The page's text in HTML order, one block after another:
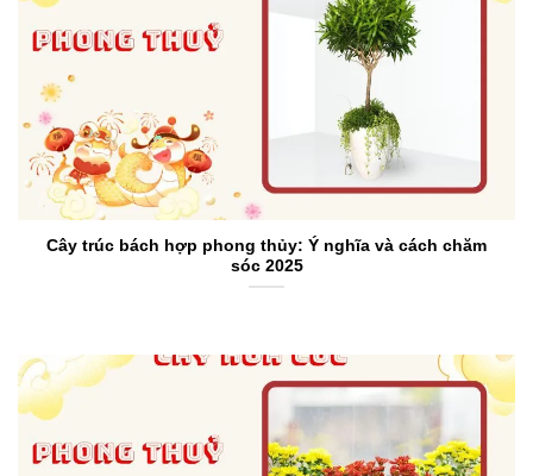
Cây trúc bách hợp phong thủy: Ý nghĩa và cách chăm
sóc 2025